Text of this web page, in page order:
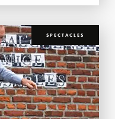
SPECTACLES